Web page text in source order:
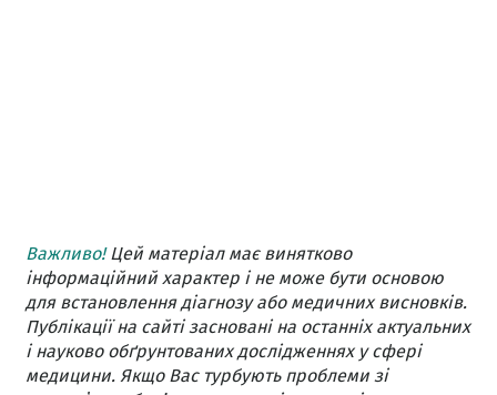
Важливо!Цей матеріал має винятково
інформаційний характер і не може бути основою
для встановлення діагнозу або медичних висновків.
Публікації на сайті засновані на останніх актуальних
і науково обґрунтованих дослідженнях у сфері
медицини. Якщо Вас турбують проблеми зі